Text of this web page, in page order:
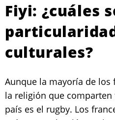
Fiyi: ¿cuáles
culturales?
Aunque la mayoría de los
la religión que
país es el rugby. Los